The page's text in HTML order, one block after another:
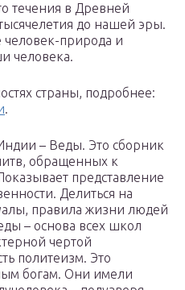
течения в Древней
до нашей эры.
человек-природа и
человека.
страны, подробнее:
.
– Веды. Это сборник
обращенных к
представление
Делиться на
правила жизни людей
– основа всех школ
чертой
политеизм. Это
богам. Они имели